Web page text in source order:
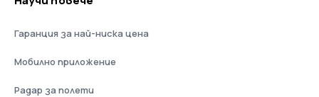
Гаранция за най-ниска цена
Мобилно приложение
Радар за полети